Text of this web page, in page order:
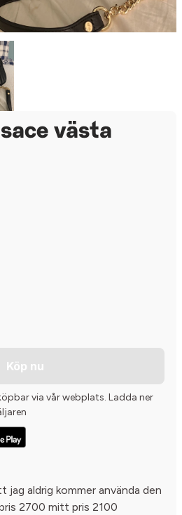
västa
Köp nu
via vår webplats. Ladda ner
jag aldrig kommer använda den
2700 mitt pris 2100